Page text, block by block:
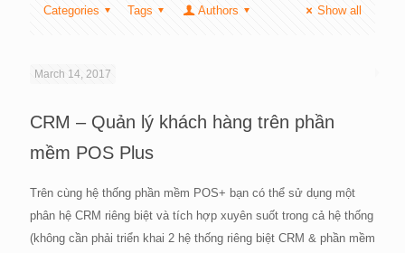
Categories Tags Authors Show all
March 14, 2017
CRM – Quản lý khách hàng trên phần
mềm POS Plus
Trên cùng hệ thống phần mềm POS+ bạn có thể sử dụng một
phân hệ CRM riêng biệt và tích hợp xuyên suốt trong cả hệ thống
(không cần phải triển khai 2 hệ thống riêng biệt CRM & phần mềm